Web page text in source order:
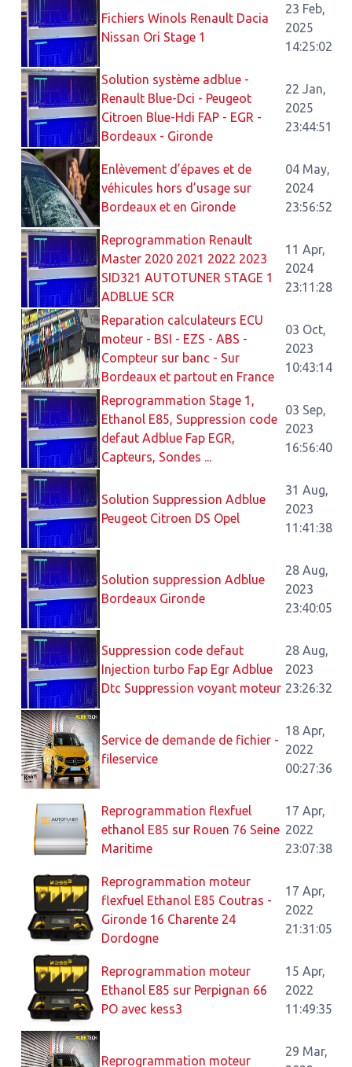
Fichiers Winols Renault Dacia
Nissan Ori Stage 1
23 Feb,
2025
14:25:02
Solution système adblue -
Renault Blue-Dci - Peugeot
Citroen Blue-Hdi FAP - EGR -
Bordeaux - Gironde
22 Jan,
2025
23:44:51
Enlèvement d’épaves et de
véhicules hors d’usage sur
Bordeaux et en Gironde
04 May,
2024
23:56:52
Reprogrammation Renault
Master 2020 2021 2022 2023
SID321 AUTOTUNER STAGE 1
ADBLUE SCR
11 Apr,
2024
23:11:28
Reparation calculateurs ECU
moteur - BSI - EZS - ABS -
Compteur sur banc - Sur
Bordeaux et partout en France
03 Oct,
2023
10:43:14
Reprogrammation Stage 1,
Ethanol E85, Suppression code
defaut Adblue Fap EGR,
Capteurs, Sondes ...
03 Sep,
2023
16:56:40
Solution Suppression Adblue
Peugeot Citroen DS Opel
31 Aug,
2023
11:41:38
Solution suppression Adblue
Bordeaux Gironde
28 Aug,
2023
23:40:05
Suppression code defaut
Injection turbo Fap Egr Adblue
Dtc Suppression voyant moteur
28 Aug,
2023
23:26:32
Service de demande de fichier -
fileservice
18 Apr,
2022
00:27:36
Reprogrammation flexfuel
ethanol E85 sur Rouen 76 Seine
Maritime
17 Apr,
2022
23:07:38
Reprogrammation moteur
flexfuel Ethanol E85 Coutras -
Gironde 16 Charente 24
Dordogne
17 Apr,
2022
21:31:05
Reprogrammation moteur
Ethanol E85 sur Perpignan 66
PO avec kess3
15 Apr,
2022
11:49:35
Reprogrammation moteur
29 Mar,